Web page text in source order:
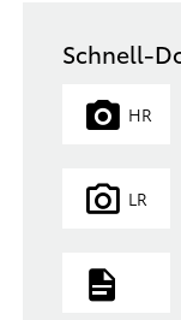
Schnell-
HR
LR